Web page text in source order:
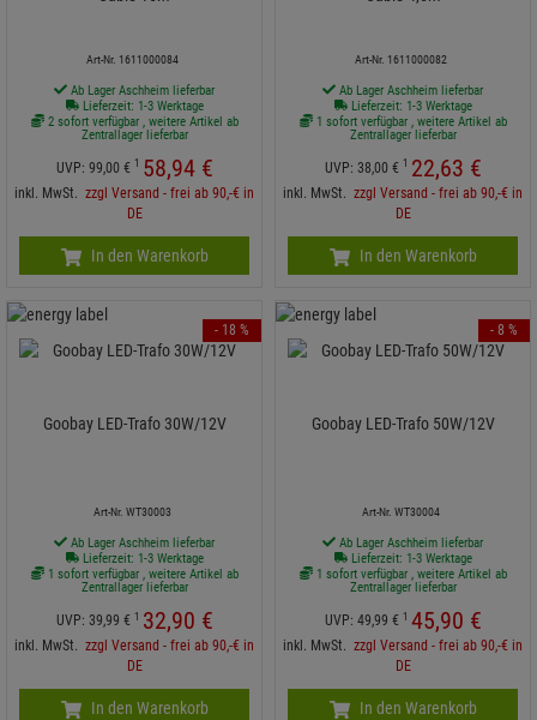
Art-Nr. 1611000084
Ab Lager Aschheim lieferbar
Lieferzeit: 1-3 Werktage
2 sofort verfügbar , weitere Artikel ab
Zentrallager lieferbar
UVP: 99, 00 € 1 58,94 €
inkl. MwSt. zzgl Versand - frei ab 90,-€ in
DE
In den Warenkorb
Art-Nr. 1611000082
Ab Lager Aschheim lieferbar
Lieferzeit: 1-3 Werktage
1 sofort verfügbar , weitere Artikel ab
Zentrallager lieferbar
UVP: 38, 00 € 1 22,63 €
inkl. MwSt. zzgl Versand - frei ab 90,-€ in
DE
In den Warenkorb
Goobay LED-Trafo 30W/12V
Art-Nr. WT30003
Ab Lager Aschheim lieferbar
Lieferzeit: 1-3 Werktage
1 sofort verfügbar , weitere Artikel ab
Zentrallager lieferbar
UVP: 39,99 € 1 32,90 €
inkl. MwSt. zzgl Versand - frei ab 90,-€ in
DE
- 18 %
In den Warenkorb
Goobay LED-Trafo 50W/12V
Art-Nr. WT30004
Ab Lager Aschheim lieferbar
Lieferzeit: 1-3 Werktage
1 sofort verfügbar , weitere Artikel ab
Zentrallager lieferbar
UVP: 49,99 € 1 45,90 €
inkl. MwSt. zzgl Versand - frei ab 90,-€ in
DE
- 8 %
In den Warenkorb